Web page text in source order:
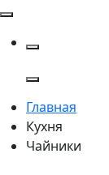
Главная
Кухня
Чайники